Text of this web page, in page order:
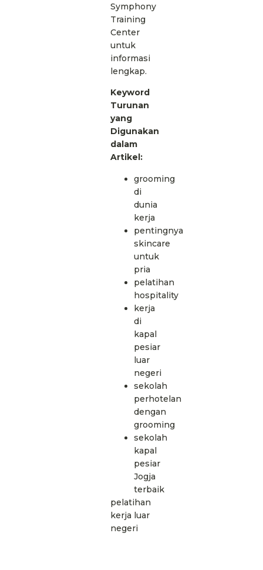
Symphony
Training
Center
untuk
informasi
lengkap.
Keyword
Turunan
yang
Digunakan
dalam
Artikel:
grooming
di
dunia
kerja
pentingnya
skincare
untuk
pria
pelatihan
hospitality
kerja
di
kapal
pesiar
luar
negeri
sekolah
perhotelan
dengan
grooming
sekolah
kapal
pesiar
Jogja
terbaik
pelatihan
kerja luar
negeri